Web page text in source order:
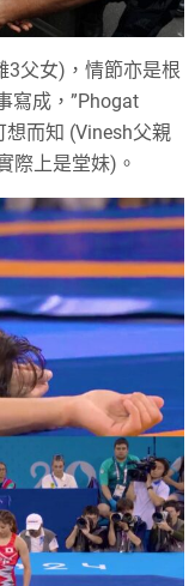
3父女)，情節亦是根
寫成，”Phogat
想而知 (Vinesh父親
際上是堂妹)。